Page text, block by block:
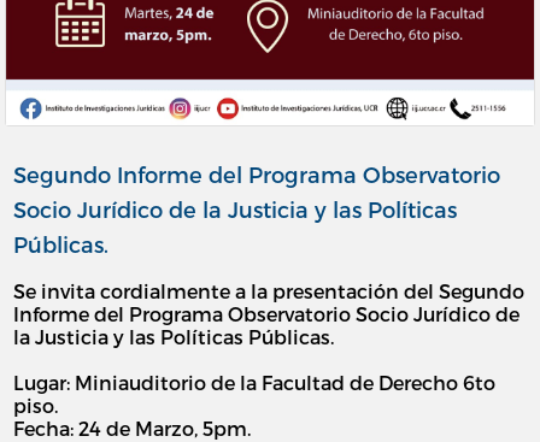
Segundo Informe del Programa Observatorio
Socio Jurídico de la Justicia y las Políticas
Públicas.
Se invita cordialmente a la presentación del Segundo
Informe del Programa Observatorio Socio Jurídico de
la Justicia y las Políticas Públicas.
Lugar: Miniauditorio de la Facultad de Derecho 6to
piso.
Fecha: 24 de Marzo, 5pm.